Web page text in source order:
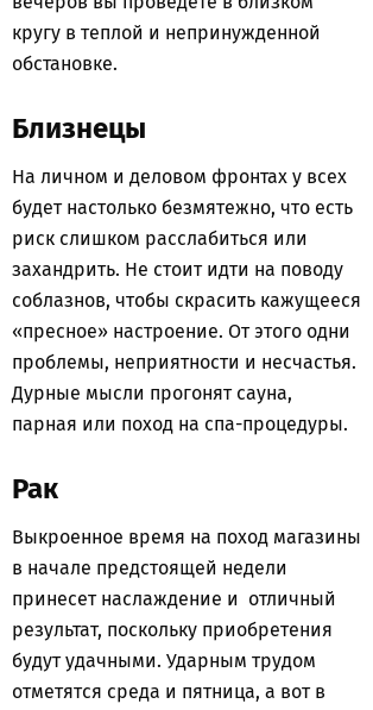
кругу в теплой и непринужденной
обстановке.
Близнецы
На личном и деловом фронтах у всех
будет настолько безмятежно, что есть
риск слишком расслабиться или
захандрить. Не стоит идти на поводу
соблазнов, чтобы скрасить кажущееся
«пресное» настроение. От этого одни
проблемы, неприятности и несчастья.
Дурные мысли прогонят сауна,
парная или поход на спа-процедуры.
Рак
Выкроенное время на поход магазины
в начале предстоящей недели
принесет наслаждение и отличный
результат, поскольку приобретения
будут удачными. Ударным трудом
отметятся среда и пятница, а вот в